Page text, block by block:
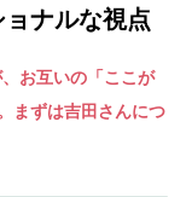
ナルな視点
お互いの「ここが
まずは吉田さんにつ